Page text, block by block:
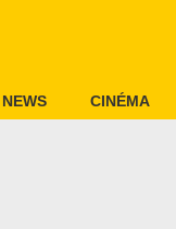
NEWS CINÉMA